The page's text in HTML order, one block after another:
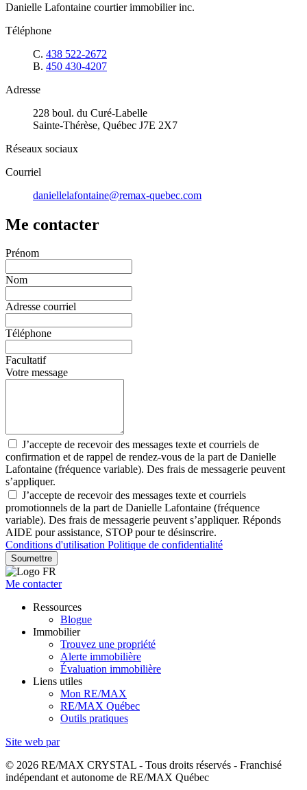
Danielle Lafontaine courtier immobilier inc.
Téléphone
C. 438 522-2672
B. 450 430-4207
Adresse
228 boul. du Curé-Labelle
Sainte-Thérèse, Québec J7E 2X7
Réseaux sociaux
Courriel
daniellelafontaine@remax-quebec.com
Me contacter
Prénom
Nom
Adresse courriel
Téléphone
Facultatif
Votre message
J’accepte de recevoir des messages texte et courriels de
confirmation et de rappel de rendez-vous de la part de Danielle
Lafontaine (fréquence variable). Des frais de messagerie peuvent
s’appliquer.
J’accepte de recevoir des messages texte et courriels
promotionnels de la part de Danielle Lafontaine (fréquence
variable). Des frais de messagerie peuvent s’appliquer. Réponds
AIDE pour assistance, STOP pour te désinscrire.
Conditions d'utilisation Politique de confidentialité
Soumettre
Me contacter
Ressources
Blogue
Immobilier
Trouvez une propriété
Alerte immobilière
Évaluation immobilière
Liens utiles
Mon RE/MAX
RE/MAX Québec
Outils pratiques
Site web par
© 2026 RE/MAX CRYSTAL - Tous droits réservés - Franchisé
indépendant et autonome de RE/MAX Québec